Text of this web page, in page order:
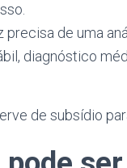
precisa de uma
diagnóstico
de subsídio